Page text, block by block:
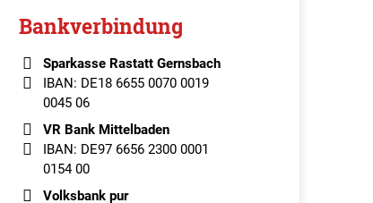
Bankverbindung
Sparkasse Rastatt Gernsbach
IBAN: DE18 6655 0070 0019
0045 06
VR Bank Mittelbaden
IBAN: DE97 6656 2300 0001
0154 00
Volksbank pur